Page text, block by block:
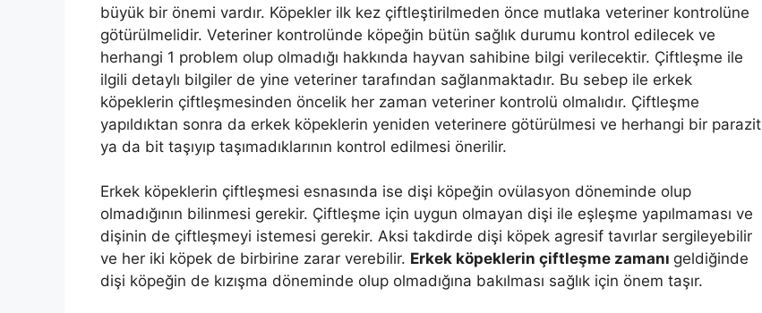
büyük bir önemi vardır. Köpekler ilk kez çiftleştirilmeden önce mutlaka veteriner kontrolüne
götürülmelidir. Veteriner kontrolünde köpeğin bütün sağlık durumu kontrol edilecek ve
herhangi 1 problem olup olmadığı hakkında hayvan sahibine bilgi verilecektir. Çiftleşme ile
ilgili detaylı bilgiler de yine veteriner tarafından sağlanmaktadır. Bu sebep ile erkek
köpeklerin çiftleşmesinden öncelik her zaman veteriner kontrolü olmalıdır. Çiftleşme
yapıldıktan sonra da erkek köpeklerin yeniden veterinere götürülmesi ve herhangi bir parazit
ya da bit taşıyıp taşımadıklarının kontrol edilmesi önerilir.
Erkek köpeklerin çiftleşmesi esnasında ise dişi köpeğin ovülasyon döneminde olup
olmadığının bilinmesi gerekir. Çiftleşme için uygun olmayan dişi ile eşleşme yapılmaması ve
dişinin de çiftleşmeyi istemesi gerekir. Aksi takdirde dişi köpek agresif tavırlar sergileyebilir
ve her iki köpek de birbirine zarar verebilir. Erkek köpeklerin çiftleşme zamanı geldiğinde
dişi köpeğin de kızışma döneminde olup olmadığına bakılması sağlık için önem taşır.